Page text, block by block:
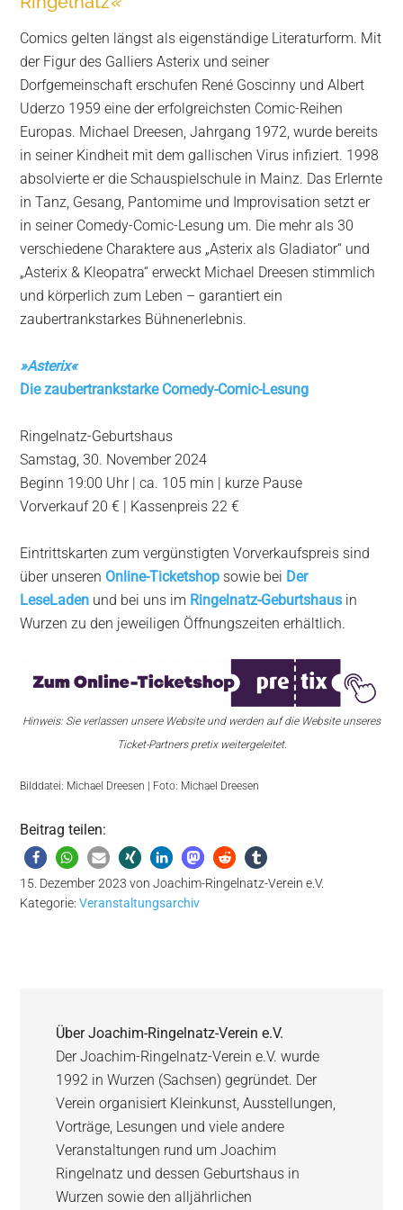
Comics gelten längst als eigenständige Literaturform. Mit
der Figur des Galliers Asterix und seiner
Dorfgemeinschaft erschufen René Goscinny und Albert
Uderzo 1959 eine der erfolgreichsten Comic-Reihen
Europas. Michael Dreesen, Jahrgang 1972, wurde bereits
in seiner Kindheit mit dem gallischen Virus infiziert. 1998
absolvierte er die Schauspielschule in Mainz. Das Erlernte
in Tanz, Gesang, Pantomime und Improvisation setzt er
in seiner Comedy-Comic-Lesung um. Die mehr als 30
verschiedene Charaktere aus „Asterix als Gladiator“ und
„Asterix & Kleopatra“ erweckt Michael Dreesen stimmlich
und körperlich zum Leben – garantiert ein
zaubertrankstarkes Bühnenerlebnis.
»Asterix«
Die zaubertrankstarke Comedy-Comic-Lesung
Ringelnatz-Geburtshaus
Samstag, 30. November 2024
Beginn 19:00 Uhr | ca. 105 min | kurze Pause
Vorverkauf 20 € | Kassenpreis 22 €
Eintrittskarten zum vergünstigten Vorverkaufspreis sind
über unseren Online-Ticketshop sowie bei Der
LeseLaden und bei uns im Ringelnatz-Geburtshaus in
Wurzen zu den jeweiligen Öffnungszeiten erhältlich.
Hinweis: Sie verlassen unsere Website und werden auf die Website unseres
Ticket-Partners pretix weitergeleitet.
Bilddatei: Michael Dreesen | Foto: Michael Dreesen
Beitrag teilen:
15. Dezember 2023 vonJoachim-Ringelnatz-Verein e.V.
Kategorie:Veranstaltungsarchiv
ÜberJoachim-Ringelnatz-Verein e.V.
Der Joachim-Ringelnatz-Verein e.V. wurde
1992 in Wurzen (Sachsen) gegründet. Der
Verein organisiert Kleinkunst, Ausstellungen,
Vorträge, Lesungen und viele andere
Veranstaltungen rund um Joachim
Ringelnatz und dessen Geburtshaus in
Wurzen sowie den alljährlichen